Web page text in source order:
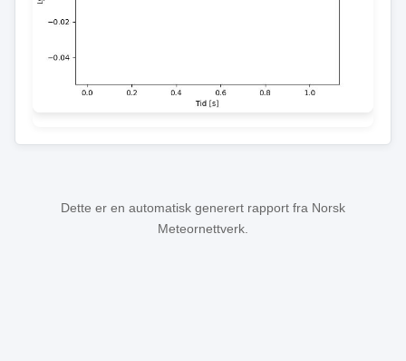
Dette er en automatisk generert rapport fra Norsk
Meteornettverk.